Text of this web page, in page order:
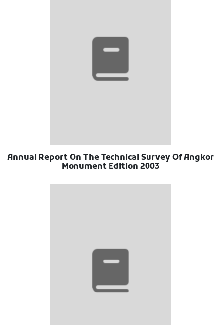
Annual Report On The Technical Survey Of Angkor
Monument Edition 2003